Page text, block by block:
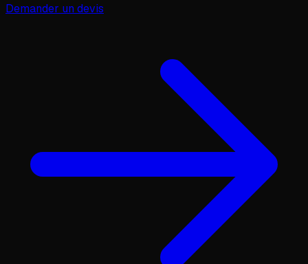
Demander un devis